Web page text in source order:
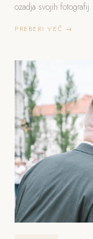
ozadja svojih
PREBERI VEČ →